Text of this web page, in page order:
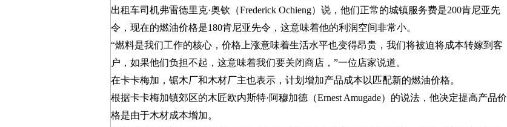
出租车司机弗雷德里克·奥钦（Frederick Ochieng）说，他们正常的城镇服务费是200肯尼亚先
令，现在的燃油价格是180肯尼亚先令，这意味着他的利润空间非常小。
“燃料是我们工作的核心，价格上涨意味着生活水平也变得昂贵，我们将被迫将成本转嫁到客
户，如果他们负担不起，这意味着我们要关闭商店，”一位店家说道。
在卡卡梅加，锯木厂和木材厂主也表示，计划增加产品成本以匹配新的燃油价格。
根据卡卡梅加镇郊区的木匠欧内斯特·阿穆加德（Ernest Amugade）的说法，他决定提高产品价
格是由于木材成本增加。